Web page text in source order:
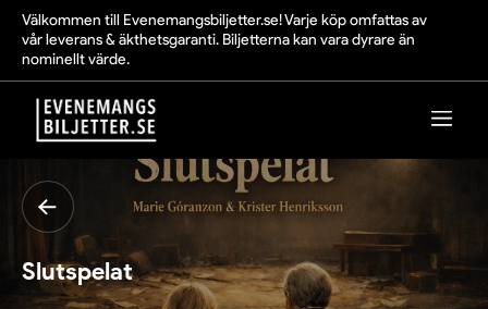
Välkommen till Evenemangsbiljetter.se! Varje köp omfattas av
vår leverans & äkthetsgaranti. Biljetterna kan vara dyrare än
nominellt värde.
Slutspelat